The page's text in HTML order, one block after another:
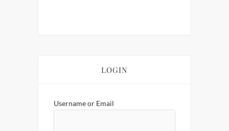
LOGIN
Username or Email